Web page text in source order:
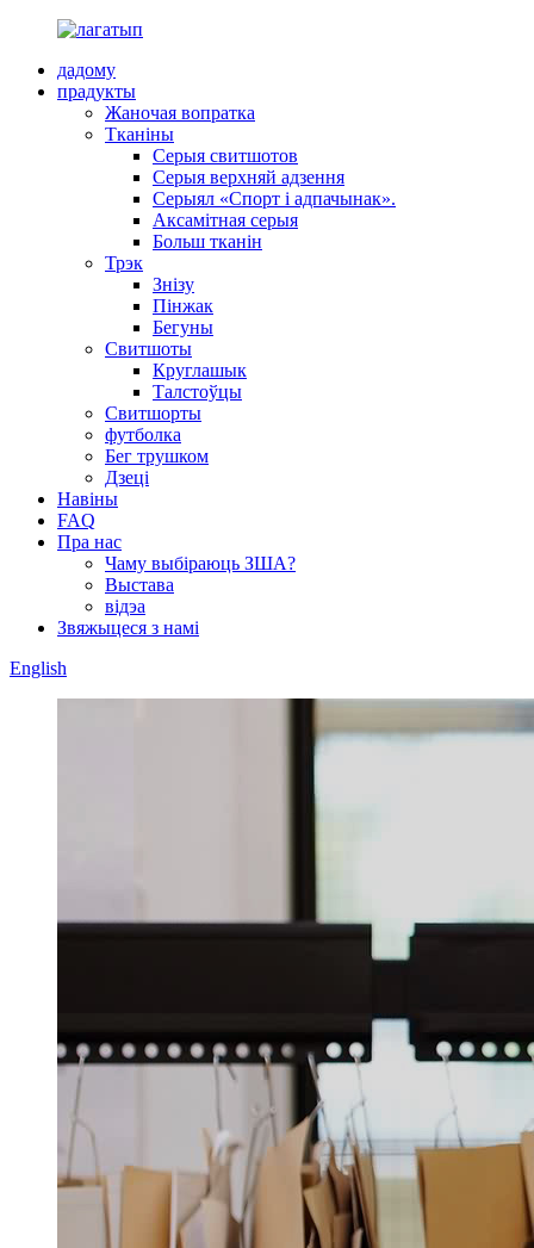
дадому
прадукты
Жаночая вопратка
Тканіны
Серыя свитшотов
Серыя верхняй адзення
Серыял «Спорт і адпачынак».
Аксамітная серыя
Больш тканін
Трэк
Знізу
Пінжак
Бегуны
Свитшоты
Круглашык
Талстоўцы
Свитшорты
футболка
Бег трушком
Дзеці
Навіны
FAQ
Пра нас
Чаму выбіраюць ЗША?
Выстава
відэа
Звяжыцеся з намі
English